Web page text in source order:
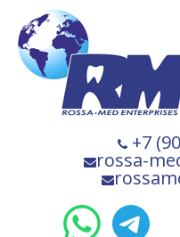
+7
rossa-